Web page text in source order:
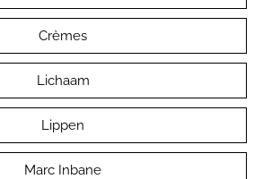
Crèmes
Lichaam
Lippen
Marc Inbane